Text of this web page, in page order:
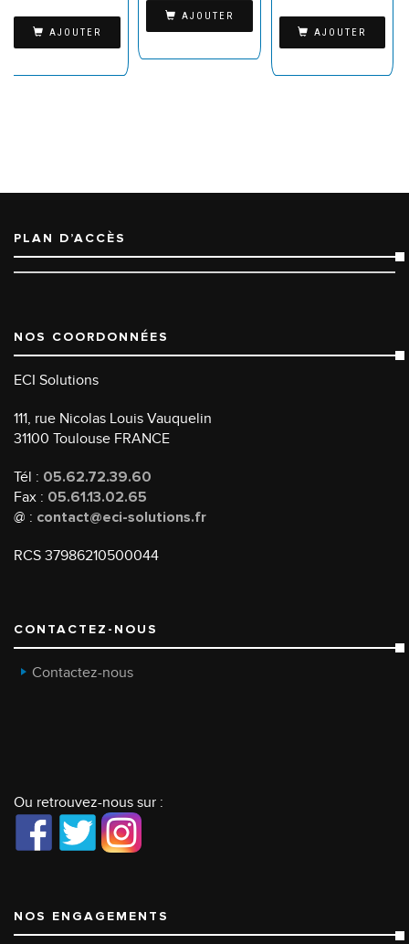
AJOUTER
AJOUTER
AJOUTER
PLAN D’ACCÈS
NOS COORDONNÉES
ECI Solutions
111, rue Nicolas Louis Vauquelin
31100 Toulouse FRANCE
Tél : 05.62.72.39.60
Fax : 05.61.13.02.65
@ : contact@eci-solutions.fr
RCS 37986210500044
CONTACTEZ-NOUS
Contactez-nous
Ou retrouvez-nous sur :
NOS ENGAGEMENTS